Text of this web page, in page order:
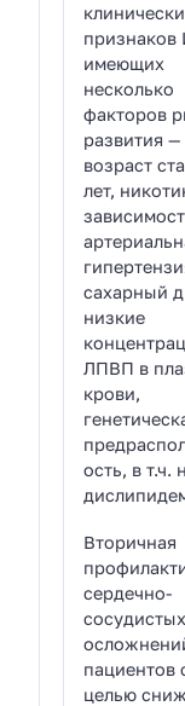
признаков
имеющих
несколько
факторов
развития —
возраст
лет,
сахарный
низкие
ЛПВП в
крови,
ость, в т.ч.
Вторичная
сердечно-
сосудистых
пациентов
целью